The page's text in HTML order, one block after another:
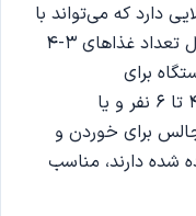
دارد که می‌تواند با
آن تا 13 ست ظروف را بشویید. معادل تعداد غذاهای 3-4
برای
خانواده‌هایی با تعداد اعضای زیاد از 4 تا 6 نفر و یا
برای خوردن و
شده دارند، مناسب